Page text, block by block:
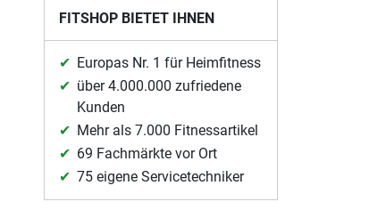
FITSHOP BIETET IHNEN
Europas Nr. 1 für Heimfitness
über 4.000.000 zufriedene
Kunden
Mehr als 7.000 Fitnessartikel
69 Fachmärkte vor Ort
75 eigene Servicetechniker